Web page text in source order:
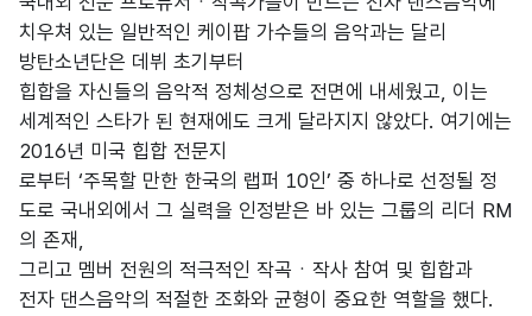
치우쳐 있는 일반적인 케이팝 가수들의 음악과는 달리
방탄소년단은 데뷔 초기부터
힙합을 자신들의 음악적 정체성으로 전면에 내세웠고, 이는
세계적인 스타가 된 현재에도 크게 달라지지 않았다. 여기에는
2016년 미국 힙합 전문지
로부터 ‘주목할 만한 한국의 랩퍼 10인’ 중 하나로 선정될 정
도로 국내외에서 그 실력을 인정받은 바 있는 그룹의 리더 RM
의 존재,
그리고 멤버 전원의 적극적인 작곡ㆍ작사 참여 및 힙합과
전자 댄스음악의 적절한 조화와 균형이 중요한 역할을 했다.